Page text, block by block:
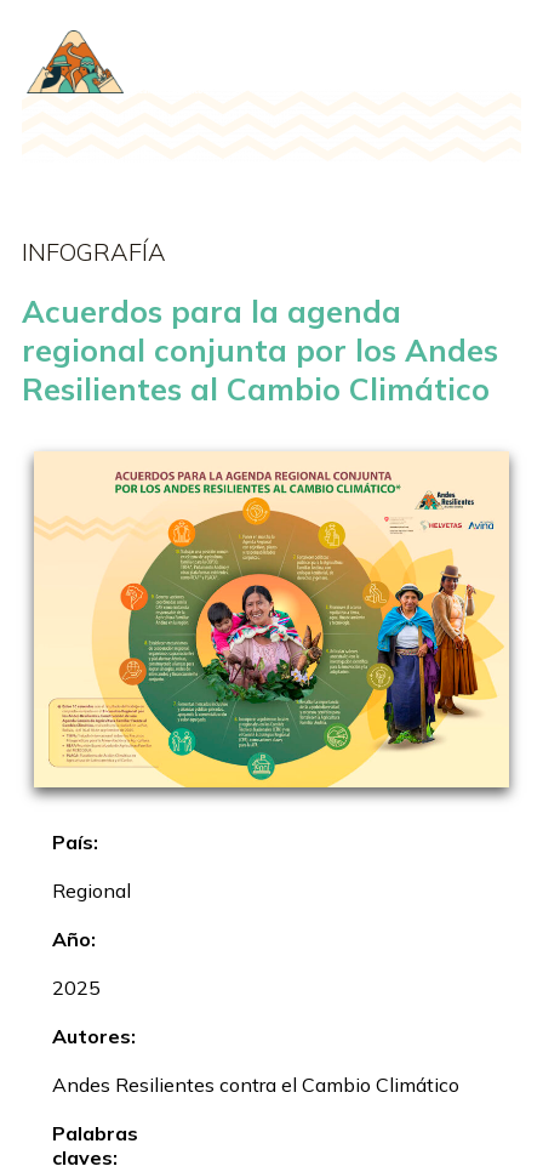
INFOGRAFÍA
Acuerdos para la agenda
regional conjunta por los Andes
Resilientes al Cambio Climático
País:
Regional
Año:
2025
Autores:
Andes Resilientes contra el Cambio Climático
Palabras
claves: